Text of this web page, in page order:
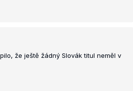
že ještě žádný Slovák titul neměl v